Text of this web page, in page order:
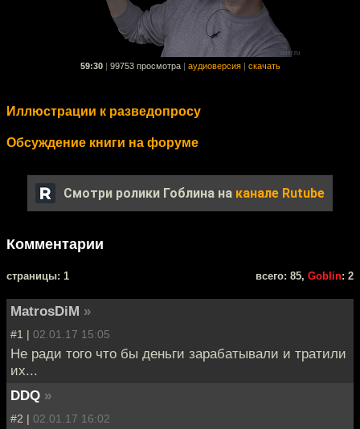
59:30 99753 просмотра аудиоверсия скачать
Иллюстрации к разведопросу
Обсуждение книги на форуме
Смотри ролики Гоблина на канале Rutube
Комментарии
cтраницы: 1 всего: 85, Goblin: 2
MatrosDiM »
#1 | 02.01.17 15:05
Не ради того что бы деньги зарабатывали и тратили
их...
DDQ »
#2 | 02.01.17 16:02